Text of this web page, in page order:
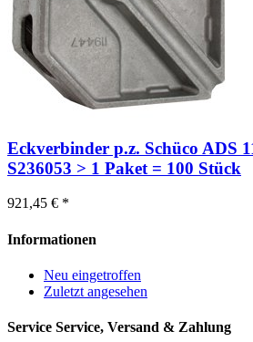
Eckverbinder p.z. Schüco ADS
S236053 > 1 Paket = 100 Stück
921,45 € *
Informationen
Neu eingetroffen
Zuletzt angesehen
Service Service, Versand & Zahlung